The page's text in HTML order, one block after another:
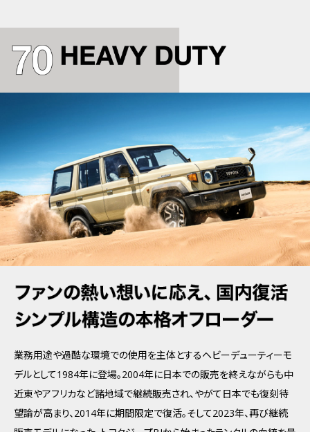
業務用途や過酷な環境での使用を主体とするヘビーデューティーモ
デルとして1984年に登場。2004年に日本での販売を終えながらも中
近東やアフリカなど諸地域で継続販売され、やがて日本でも復刻待
望論が高まり、2014年に期間限定で復活。そして2023年、再び継続